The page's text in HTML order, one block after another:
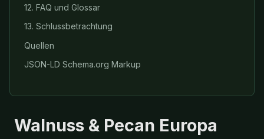
12. FAQ und Glossar
13. Schlussbetrachtung
Quellen
JSON-LD Schema.org Markup
Walnuss & Pecan Europa